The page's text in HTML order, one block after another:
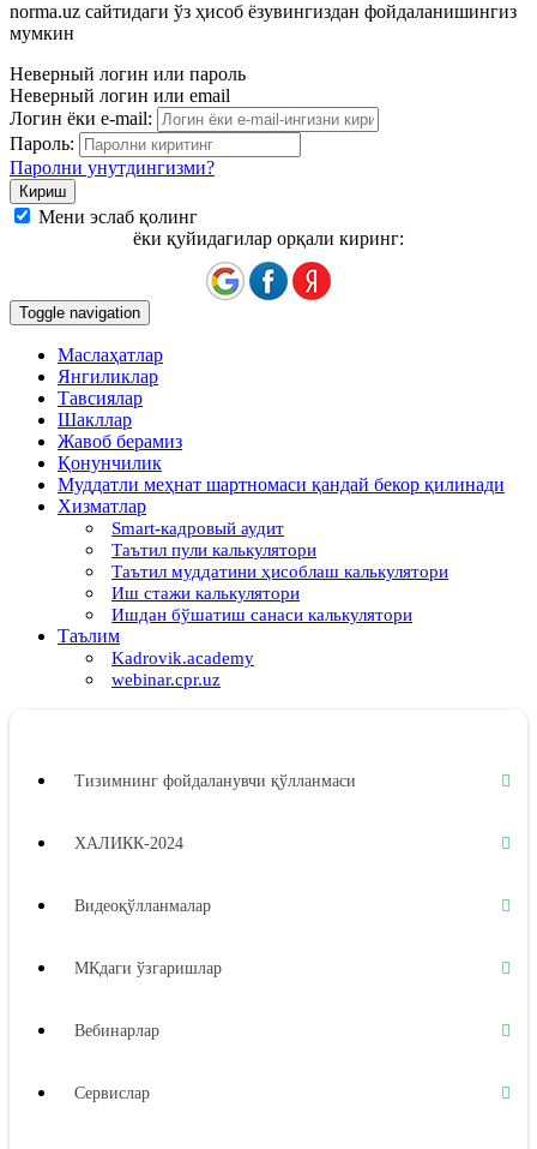
norma.uz сайтидаги ўз ҳисоб ёзувингиздан фойдаланишингиз
мумкин
Неверный логин или пароль
Неверный логин или email
Логин ёки e-mail:
Пароль:
Паролни унутдингизми?
Мени эслаб қолинг
ёки қуйидагилар орқали киринг:
Toggle navigation
Маслаҳатлар
Янгиликлар
Тавсиялар
Шакллар
Жавоб берамиз
Қонунчилик
Муддатли меҳнат шартномаси қандай бекор қилинади
Хизматлар
Smart-кадровый аудит
Таътил пули калькулятори
Таътил муддатини ҳисоблаш калькулятори
Иш стажи калькулятори
Ишдан бўшатиш санаси калькулятори
Таълим
Kadrovik.academy
webinar.cpr.uz
Тизимнинг фойдаланувчи қўлланмаси
ХАЛИКК-2024
Видеоқўлланмалар
МКдаги ўзгаришлар
Вебинарлар
Сервислар